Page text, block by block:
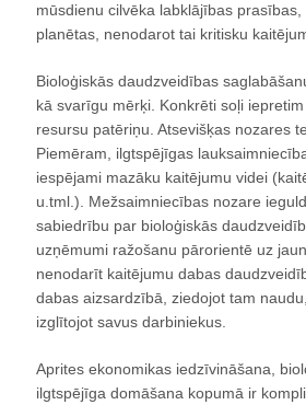
mūsdienu cilvēka labklājības
planētas, nenodarot tai kritisku
Bioloģiskās daudzveidības
kā svarīgu mērķi. Konkrēti soļi
resursu patēriņu. Atsevišķas nozares
Piemēram, ilgtspējīgas
iespējami mazāku kaitējumu videi
u.tml.). Mežsaimniecības nozare
sabiedrību par bioloģiskās
uzņēmumi ražošanu pārorientē uz
nenodarīt kaitējumu dabas
dabas aizsardzībā, ziedojot tam
izglītojot savus darbiniekus.
Aprites ekonomikas iedzīvināšana,
ilgtspējīga domāšana kopumā ir